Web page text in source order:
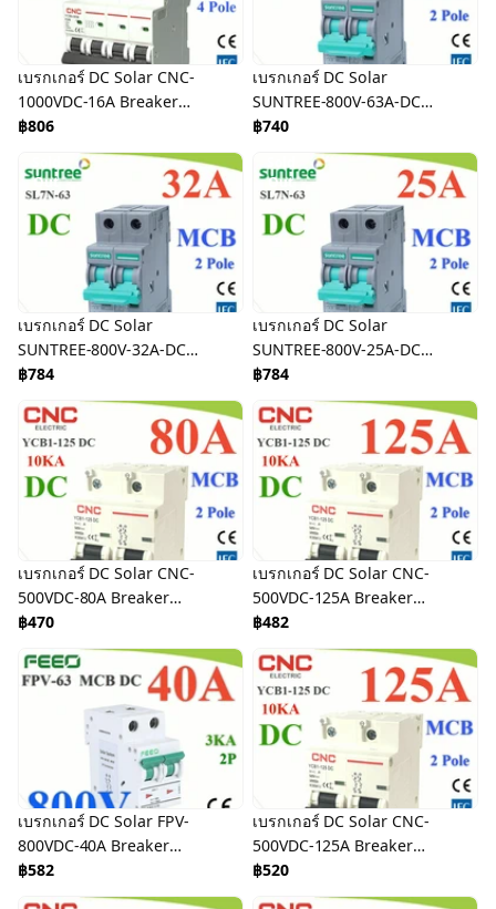
เบรกเกอร์ DC Solar CNC-
1000VDC-16A Breaker
Solar DC
฿806
เบรกเกอร์ DC Solar
SUNTREE-800V-63A-DC
Breaker Solar DC
฿740
Out
เบรกเกอร์ DC Solar
SUNTREE-800V-32A-DC
Breaker Solar DC
฿784
Out
เบรกเกอร์ DC Solar
SUNTREE-800V-25A-DC
Breaker Solar DC
฿784
เบรกเกอร์ DC Solar CNC-
500VDC-80A Breaker
Solar DC
฿470
เบรกเกอร์ DC Solar CNC-
500VDC-125A Breaker
Solar DC
฿482
เบรกเกอร์ DC Solar FPV-
800VDC-40A Breaker
Solar DC
฿582
เบรกเกอร์ DC Solar CNC-
500VDC-125A Breaker
Solar DC
฿520